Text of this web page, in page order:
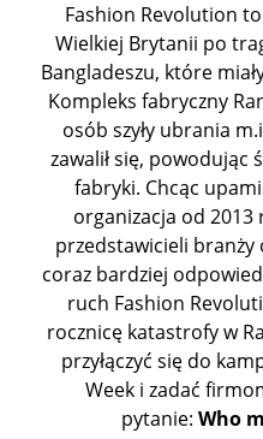
Fashion Revolution
Wielkiej Brytanii po
Bangladeszu, które
Kompleks fabryczny
osób szyły ubrania
zawalił się, powodując
fabryki. Chcąc
organizacja od 2013
przedstawicieli branży
coraz bardziej
ruch Fashion
rocznicę katastrofy w
przyłączyć się do
Week i zadać
pytanie: Who